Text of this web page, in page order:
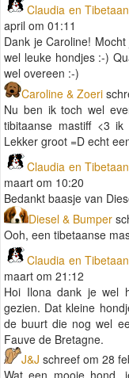
Claudia en
april om 01:11
Dank je Caroline!
wel leuke hondjes :-)
wel overeen :-)
Caroline & Zoeri
Nu ben ik toch wel
tibitaanse mastiff <3
Lekker groot =D echt
Claudia en
maart om 10:20
Bedankt baasje van
Diesel & Bumper
Ooh, een tibetaanse
Claudia en
maart om 21:12
Hoi Ilona dank je wel
gezien. Dat kleine
de buurt die nog wel
Fauve de Bretagne.
J&J schreef om 28
Wat een mooie hond,